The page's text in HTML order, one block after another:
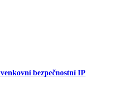
bezpečnostní IP